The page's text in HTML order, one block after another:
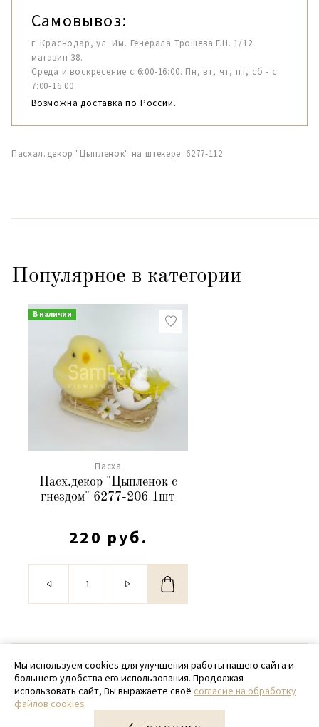
Самовывоз:
г. Краснодар, ул. Им. Генерала Трошева Г.Н. 1/12
магазин 38.
Среда и воскресение с 6:00-16:00. Пн, вт, чт, пт, сб - с
7:00-16:00.
Возможна доставка по России.
Пасхал.декор "Цыпленок" на штекере 6277-112
Популярное в категории
В наличии
Пасха
Пасх.декор "Цыпленок с
гнездом" 6277-206 1шт
220 руб.
© 2020 - 2026 SamPack
+ 7 (918) 699-97-87
zakaz@sampack.store
Мы используем cookies для улучшения работы нашего сайта и
большего удобства его использования. Продолжая
использовать сайт, Вы выражаете своё согласие на обработку
файлов cookies